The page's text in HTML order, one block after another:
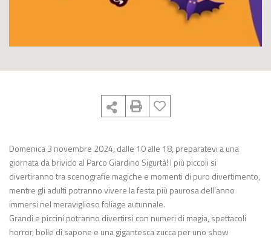
Domenica 3 novembre 2024, dalle 10 alle 18, preparatevi a una
giornata da brivido al Parco Giardino Sigurtà! I più piccoli si
divertiranno tra scenografie magiche e momenti di puro divertimento,
mentre gli adulti potranno vivere la festa più paurosa dell’anno
immersi nel meraviglioso foliage autunnale.
Grandi e piccini potranno divertirsi con numeri di magia, spettacoli
horror, bolle di sapone e una gigantesca zucca per uno show